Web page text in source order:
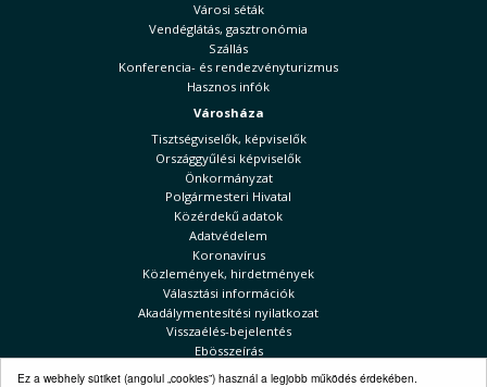
Ez a webhely sütiket (angolul „cookies”) használ a legjobb működés érdekében.
Városi séták
Vendéglátás, gasztronómia
Szállás
Konferencia- és rendezvényturizmus
Hasznos infók
Városháza
Tisztségviselők, képviselők
Országgyűlési képviselők
Önkormányzat
Polgármesteri Hivatal
Közérdekű adatok
Adatvédelem
Koronavírus
Közlemények, hirdetmények
Választási információk
Akadálymentesítési nyilatkozat
Visszaélés-bejelentés
Ebösszeírás
Kecskeméti Hírek